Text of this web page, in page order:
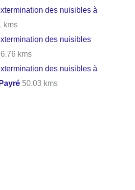
des nuisibles à
kms
des nuisibles
kms
des nuisibles à
50.03 kms